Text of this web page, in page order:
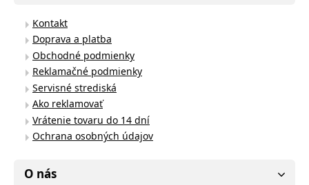
Kontakt
Doprava a platba
Obchodné podmienky
Reklamačné podmienky
Servisné strediská
Ako reklamovať
Vrátenie tovaru do 14 dní
Ochrana osobných údajov
O nás